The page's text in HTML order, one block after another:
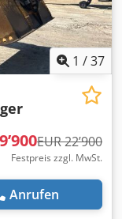
1 /37
EUR 22’900
Festpreis zzgl. MwSt.
Anrufen